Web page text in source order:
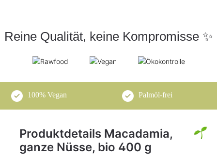
Reine Qualität, keine Kompromisse ✨
100% Vegan Palmöl-frei
Produktdetails Macadamia,
ganze Nüsse, bio 400 g